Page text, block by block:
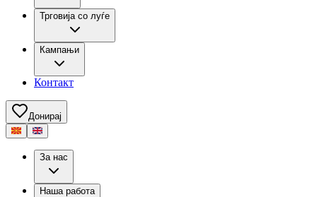
Трговија со луѓе
Кампањи
Контакт
Донирај
За нас
Наша работа